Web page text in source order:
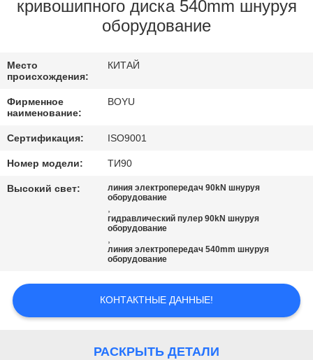
КАЧЕСТВА
МЫ
НОВОСТИ
СПРОСИТЕ
ЦИТАТУ
PRIVACY
POLICY
кривошипного диска 540mm шнуруя
оборудование
Место
происхождения:
КИТАЙ
Фирменное
наименование:
BOYU
Сертификация: ISO9001
Номер модели: ТИ90
Высокий свет:
линия электропередач 90kN шнуруя
оборудование
,
гидравлический пулер 90kN шнуруя
оборудование
,
линия электропередач 540mm шнуруя
оборудование
КОНТАКТНЫЕ ДАННЫЕ!
РАСКРЫТЬ ДЕТАЛИ